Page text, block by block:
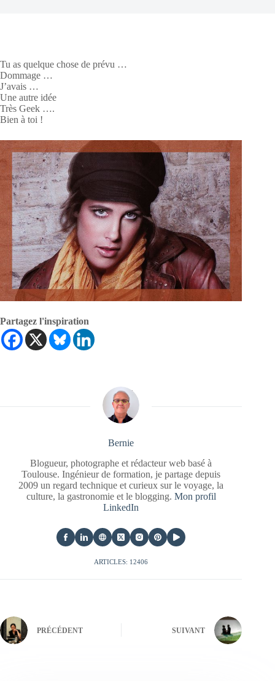
Tu as quelque chose de prévu …
Dommage …
J’avais …
Une autre idée
Très Geek ….
Bien à toi !
Partagez l'inspiration
Bernie
Blogueur, photographe et rédacteur web basé à
Toulouse. Ingénieur de formation, je partage depuis
2009 un regard technique et curieux sur le voyage, la
culture, la gastronomie et le blogging. Mon profil
LinkedIn
ARTICLES: 12406
PRÉCÉDENT SUIVANT